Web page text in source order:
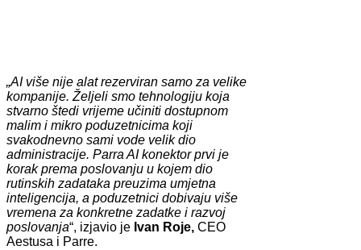
„AI više nije alat rezerviran samo za velike
kompanije. Željeli smo tehnologiju koja
stvarno štedi vrijeme učiniti dostupnom
malim i mikro poduzetnicima koji
svakodnevno sami vode velik dio
administracije. Parra AI konektor prvi je
korak prema poslovanju u kojem dio
rutinskih zadataka preuzima umjetna
inteligencija, a poduzetnici dobivaju više
vremena za konkretne zadatke i razvoj
poslovanja“, izjavio je Ivan Roje, CEO
Aestusa i Parre.